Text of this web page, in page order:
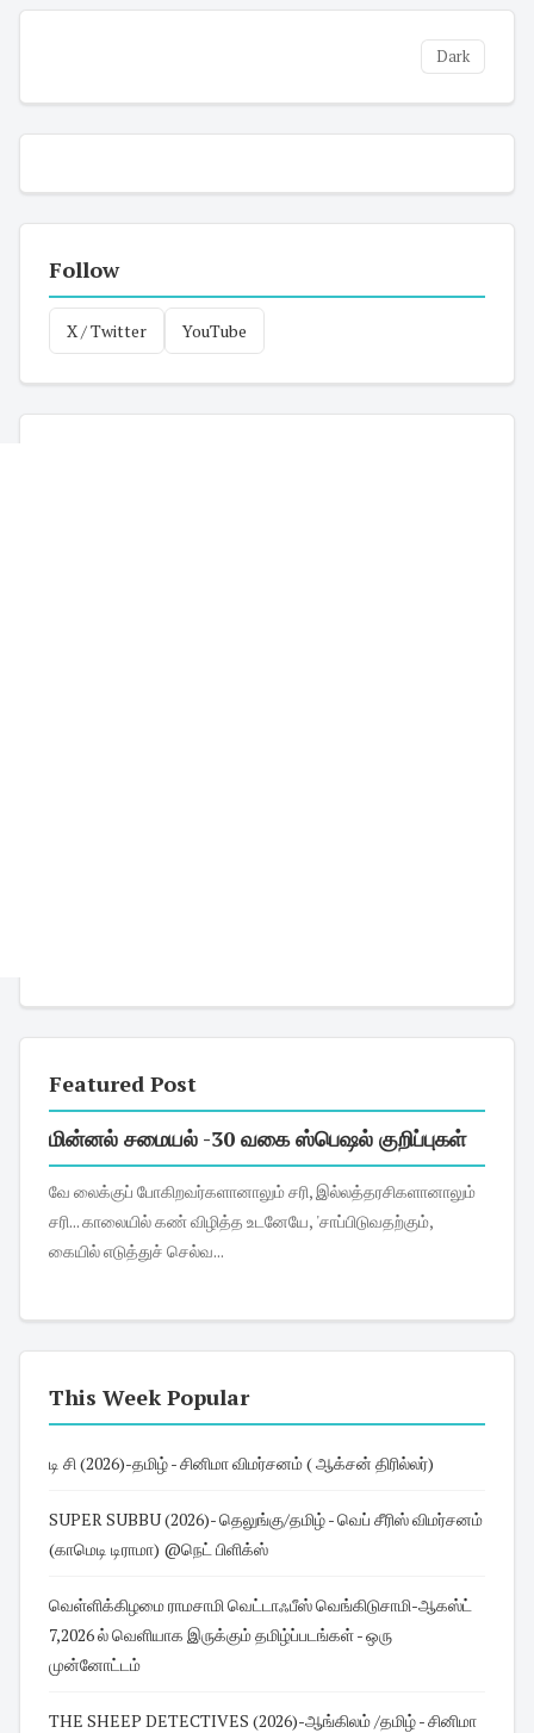
Dark
Follow
X / Twitter YouTube
Featured Post
மின்னல் சமையல் -30 வகை ஸ்பெஷல் குறிப்புகள்
வே லைக்குப் போகிறவர்களானாலும் சரி, இல்லத்தரசிகளானாலும்
சரி... காலையில் கண் விழித்த உடனேயே, 'சாப்பிடுவதற்கும்,
கையில் எடுத்துச் செல்வ...
This Week Popular
டி சி (2026)-தமிழ் - சினிமா விமர்சனம் ( ஆக்சன் திரில்லர்)
SUPER SUBBU (2026)- தெலுங்கு/தமிழ் - வெப் சீரிஸ் விமர்சனம்
(காமெடி டிராமா) @நெட் பிளிக்ஸ்
வெள்ளிக்கிழமை ராமசாமி வெட்டாஃபீஸ் வெங்கிடுசாமி-ஆகஸ்ட்
7,2026 ல் வெளியாக இருக்கும் தமிழ்ப்படங்கள் - ஒரு
முன்னோட்டம்
THE SHEEP DETECTIVES (2026)-ஆங்கிலம் /தமிழ் - சினிமா